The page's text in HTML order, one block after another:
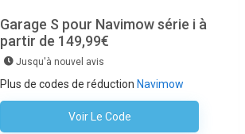
Garage S pour Navimow série i à
partir de 149,99€
Jusqu'à nouvel avis
Plus de codes de réduction Navimow
Voir Le Code
Aucun Code N'est Nécessaire